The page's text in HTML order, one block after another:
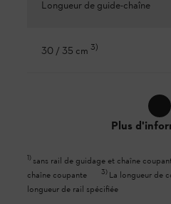
Longueur de guide-chaîne
30 / 35 cm 3)
Plus
1) sans rail de guidage et chaîne
chaîne coupante
3) La longueur de
longueur de rail spécifiée